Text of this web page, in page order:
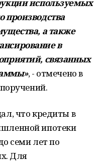
используемых
а также
в
связанных
, - отмечено в
что кредиты в
ипотеки
семи лет по
Для